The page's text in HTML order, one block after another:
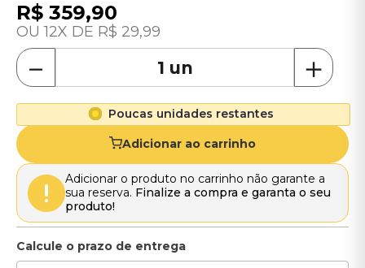
R$ 359,90
12 R$ 29,99
＋
－
Poucas unidades restantes
Adicionar ao carrinho
Adicionar o produto no carrinho não garante a
sua reserva. Finalize a compra e garanta o seu
produto!